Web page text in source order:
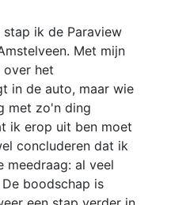
ik de Paraview
Met mijn
over het
in de auto, maar wie
met zo'n ding
ik erop uit ben moet
concluderen dat ik
meedraag: al veel
boodschap is